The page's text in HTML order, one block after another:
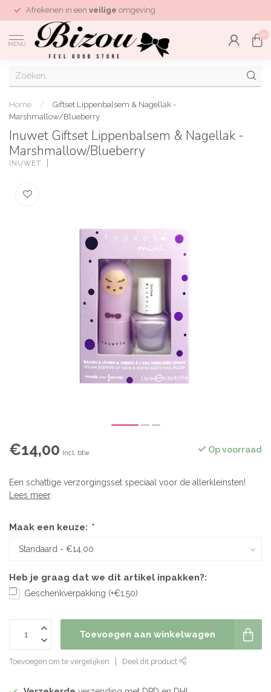
Afrekenen in een veilige omgeving
MENU
0
Home /
Giftset Lippenbalsem & Nagellak -
Marshmallow/Blueberry
Inuwet Giftset Lippenbalsem & Nagellak -
Marshmallow/Blueberry
INUWET
€14,00 Incl. btw Op voorraad
Een schattige verzorgingsset speciaal voor de allerkleinsten!
Lees meer.
Maak een keuze: *
Heb je graag dat we dit artikel inpakken?:
Geschenkverpakking (+€1,50)
Toevoegen aan winkelwagen
Toevoegen om te vergelijken Deel dit product